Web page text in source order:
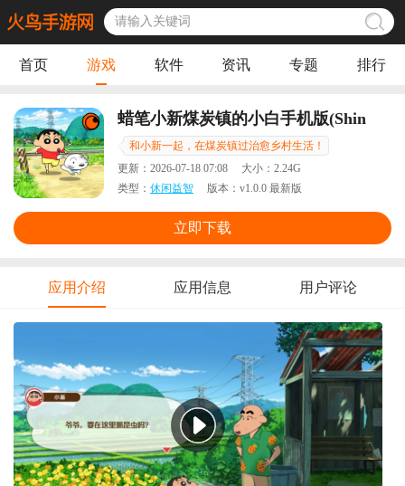
首页 游戏 软件 资讯 专题 排行
蜡笔小新煤炭镇的小白手机版(Shin
chan: Shiro & Coal Town)
和小新一起，在煤炭镇过治愈乡村生活！
更新： 2026-07-18 07:08 大小： 2.24G
类型： 休闲益智 版本： v1.0.0 最新版
立即下载
应用介绍 应用信息 用户评论